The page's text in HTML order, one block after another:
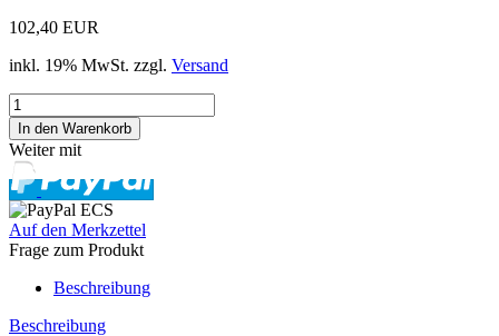
102,40 EUR
inkl. 19% MwSt. zzgl. Versand
Weiter mit
Auf den Merkzettel
Frage zum Produkt
Beschreibung
Beschreibung